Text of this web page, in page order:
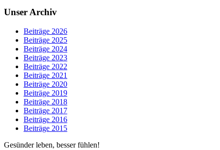
Unser Archiv
Beiträge 2026
Beiträge 2025
Beiträge 2024
Beiträge 2023
Beiträge 2022
Beiträge 2021
Beiträge 2020
Beiträge 2019
Beiträge 2018
Beiträge 2017
Beiträge 2016
Beiträge 2015
Gesünder leben, besser fühlen!